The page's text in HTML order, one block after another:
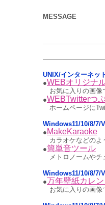
MESSAGE
UNIX/インターネッ
●WEBオリジナ
お気に入りの画
●WEBTwitterつ
ホームページに
Windows11/10/8/7/
● MakeKaraoke
カラオケなどの
●簡単音ツール
メトロノームや
Windows11/10/8/7/
●万年壁紙カレ
お気に入りの画像